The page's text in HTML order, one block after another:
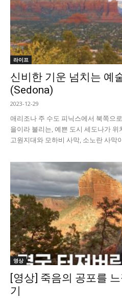
라이프
신비한 기운 넘치는 예
(Sedona)
2023-12-29
애리조나 주 수도 피닉스에서 북쪽으
을이라 불리는, 예쁜 도시 세도나가
고원지대와 모하비 사막, 소노란 사막
영상
[영상] 죽음의 공포를
기